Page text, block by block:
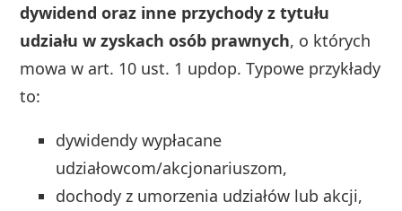
dywidend oraz inne przychody z tytułu
udziału w zyskach osób prawnych, o których
mowa w art. 10 ust. 1 updop. Typowe przykłady
to:
dywidendy wypłacane
udziałowcom/akcjonariuszom,
dochody z umorzenia udziałów lub akcji,